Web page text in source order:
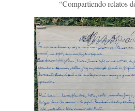
“Compartiendo relatos